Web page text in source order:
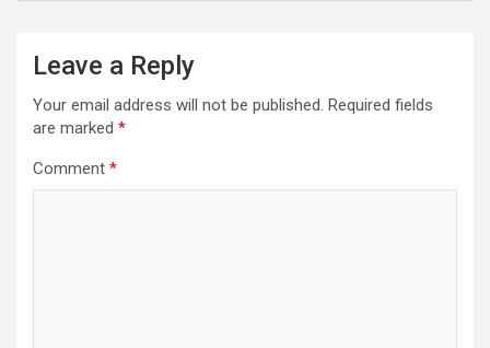
Leave a Reply
Your email address will not be published. Required fields
are marked *
Comment *